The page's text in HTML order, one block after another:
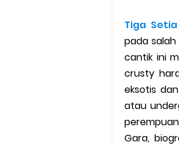
5 Biaya
10 Cara
Batas
Cara
Tiga
pada
cantik ini
crusty
eksotis
atau
Gara,